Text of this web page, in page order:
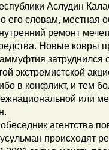
Аслудин
его словам, местная
ремонт
Новые ковры
затруднился
экстремистской
в конфликт, и тем
или
агентства
происходят